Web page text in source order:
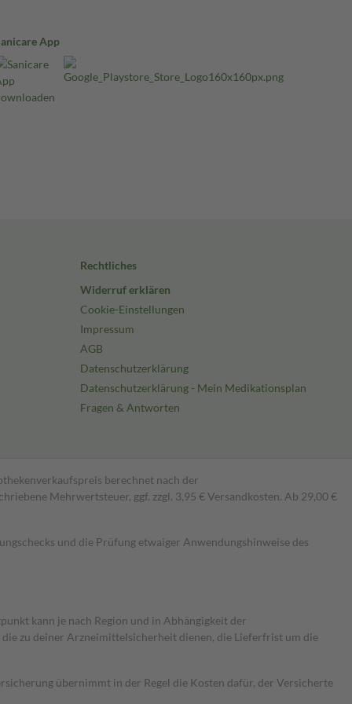
App
Rechtliches
Widerruf erklären
Cookie-Einstellungen
Impressum
AGB
Datenschutzerklärung
Datenschutzerklärung - Mein Medikationsplan
Fragen & Antworten
berechnet nach der
Mehrwertsteuer, ggf. zzgl. 3,95 € Versandkosten. Ab 29,00 €
und die Prüfung etwaiger Anwendungshinweise des
kann je nach Region und in Abhängigkeit der
zu deiner Arzneimittelsicherheit dienen, die Lieferfrist um die
übernimmt in der Regel die Kosten dafür, der Versicherte